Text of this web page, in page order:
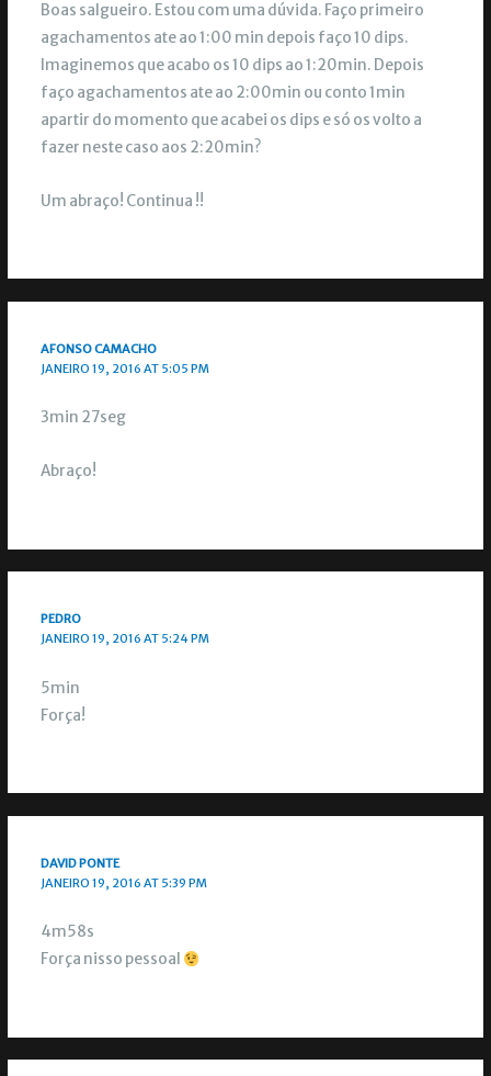
Boas salgueiro. Estou com uma dúvida. Faço primeiro
agachamentos ate ao 1:00 min depois faço 10 dips.
Imaginemos que acabo os 10 dips ao 1:20min. Depois
faço agachamentos ate ao 2:00min ou conto 1min
apartir do momento que acabei os dips e só os volto a
fazer neste caso aos 2:20min?
Um abraço! Continua !!
AFONSO CAMACHO
JANEIRO 19, 2016 AT 5:05 PM
3min 27seg
Abraço!
PEDRO
JANEIRO 19, 2016 AT 5:24 PM
5min
Força!
DAVID PONTE
JANEIRO 19, 2016 AT 5:39 PM
4m58s
Força nisso pessoal